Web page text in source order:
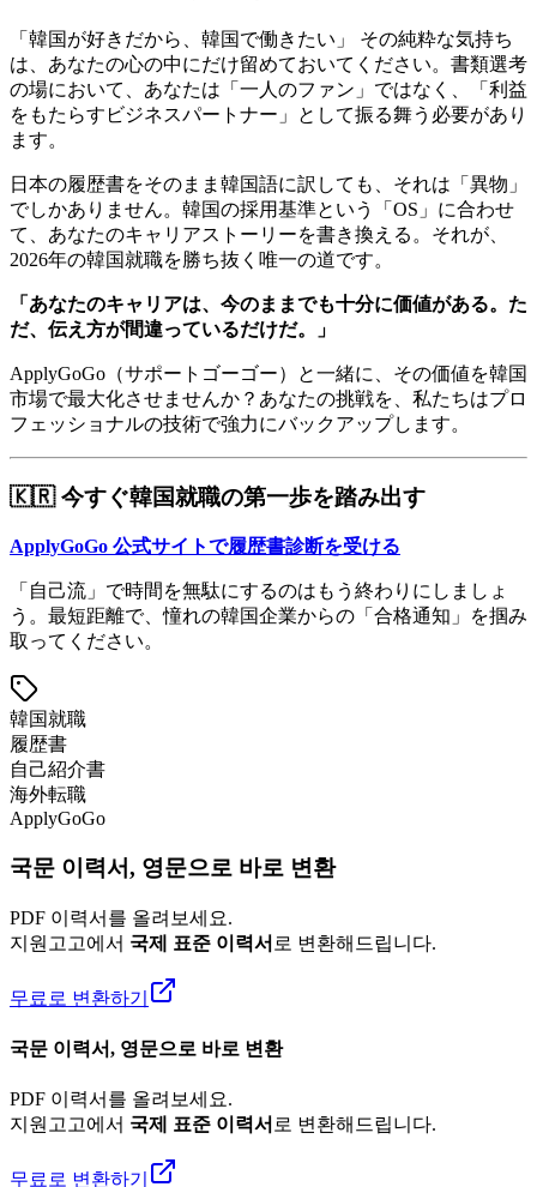
「韓国が好きだから、韓国で働きたい」 その純粋な気持ち
は、あなたの心の中にだけ留めておいてください。書類選考
の場において、あなたは「一人のファン」ではなく、「利益
をもたらすビジネスパートナー」として振る舞う必要があり
ます。
日本の履歴書をそのまま韓国語に訳しても、それは「異物」
でしかありません。韓国の採用基準という「OS」に合わせ
て、あなたのキャリアストーリーを書き換える。それが、
2026年の韓国就職を勝ち抜く唯一の道です。
「あなたのキャリアは、今のままでも十分に価値がある。た
だ、伝え方が間違っているだけだ。」
ApplyGoGo（サポートゴーゴー）と一緒に、その価値を韓国
市場で最大化させませんか？あなたの挑戦を、私たちはプロ
フェッショナルの技術で強力にバックアップします。
🇰🇷 今すぐ韓国就職の第一歩を踏み出す
ApplyGoGo 公式サイトで履歴書診断を受ける
「自己流」で時間を無駄にするのはもう終わりにしましょ
う。最短距離で、憧れの韓国企業からの「合格通知」を掴み
取ってください。
韓国就職
履歴書
自己紹介書
海外転職
ApplyGoGo
국문 이력서, 영문으로 바로 변환
PDF 이력서를 올려보세요.
지원고고에서 국제 표준 이력서 로 변환해드립니다.
무료로 변환하기
국문 이력서, 영문으로 바로 변환
PDF 이력서를 올려보세요.
지원고고에서 국제 표준 이력서 로 변환해드립니다.
무료로 변환하기